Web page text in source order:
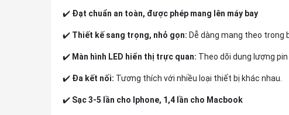
✔️ Đạt chuẩn an toàn, được phép mang lên máy bay
✔️ Thiết kế sang trọng, nhỏ gọn: Dễ dàng mang theo trong
✔️ Màn hình LED hiển thị trực quan: Theo dõi dung lượng
✔️ Đa kết nối: Tương thích với nhiều loại thiết bị khác nhau.
✔️ Sạc 3-5 lần cho Iphone, 1,4 lần cho Macbook